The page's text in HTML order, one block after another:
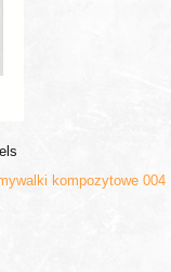
kompozytowe 004